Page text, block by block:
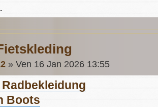
» Ven 16 Jan 2026 13:55
Boots